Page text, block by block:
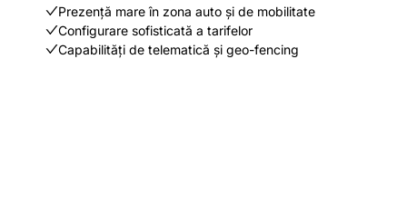
Prezență mare în zona auto și de mobilitate
Configurare sofisticată a tarifelor
Capabilități de telematică și geo-fencing